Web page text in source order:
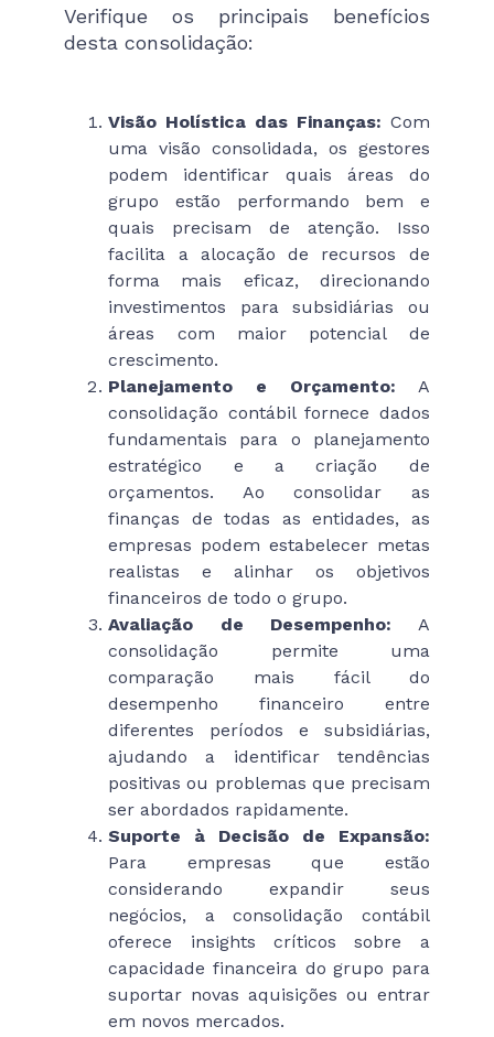
Verifique os principais benefícios
desta consolidação:
Visão Holística das Finanças: Com
uma visão consolidada, os gestores
podem identificar quais áreas do
grupo estão performando bem e
quais precisam de atenção. Isso
facilita a alocação de recursos de
forma mais eficaz, direcionando
investimentos para subsidiárias ou
áreas com maior potencial de
crescimento.
Planejamento e Orçamento: A
consolidação contábil fornece dados
fundamentais para o planejamento
estratégico e a criação de
orçamentos. Ao consolidar as
finanças de todas as entidades, as
empresas podem estabelecer metas
realistas e alinhar os objetivos
financeiros de todo o grupo.
Avaliação de Desempenho: A
consolidação permite uma
comparação mais fácil do
desempenho financeiro entre
diferentes períodos e subsidiárias,
ajudando a identificar tendências
positivas ou problemas que precisam
ser abordados rapidamente.
Suporte à Decisão de Expansão:
Para empresas que estão
considerando expandir seus
negócios, a consolidação contábil
oferece insights críticos sobre a
capacidade financeira do grupo para
suportar novas aquisições ou entrar
em novos mercados.